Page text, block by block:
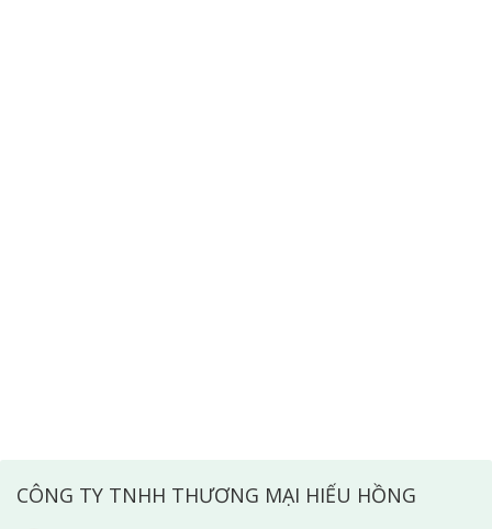
CÔNG TY TNHH THƯƠNG MẠI HIẾU HỒNG